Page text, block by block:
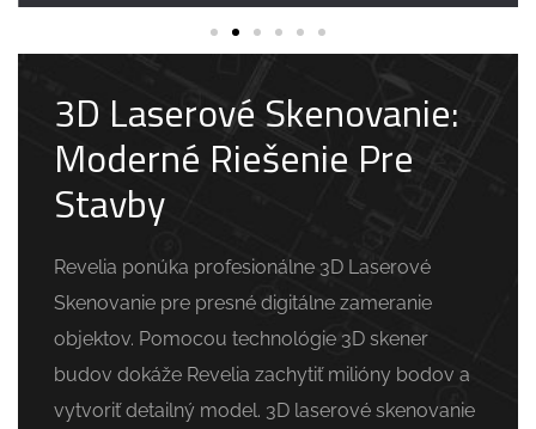
3D Laserové Skenovanie:
Moderné Riešenie Pre
Stavby
Revelia ponúka profesionálne 3D Laserové
Skenovanie pre presné digitálne zameranie
objektov. Pomocou technológie 3D skener
budov dokáže Revelia zachytiť milióny bodov a
vytvoriť detailný model. 3D laserové skenovanie